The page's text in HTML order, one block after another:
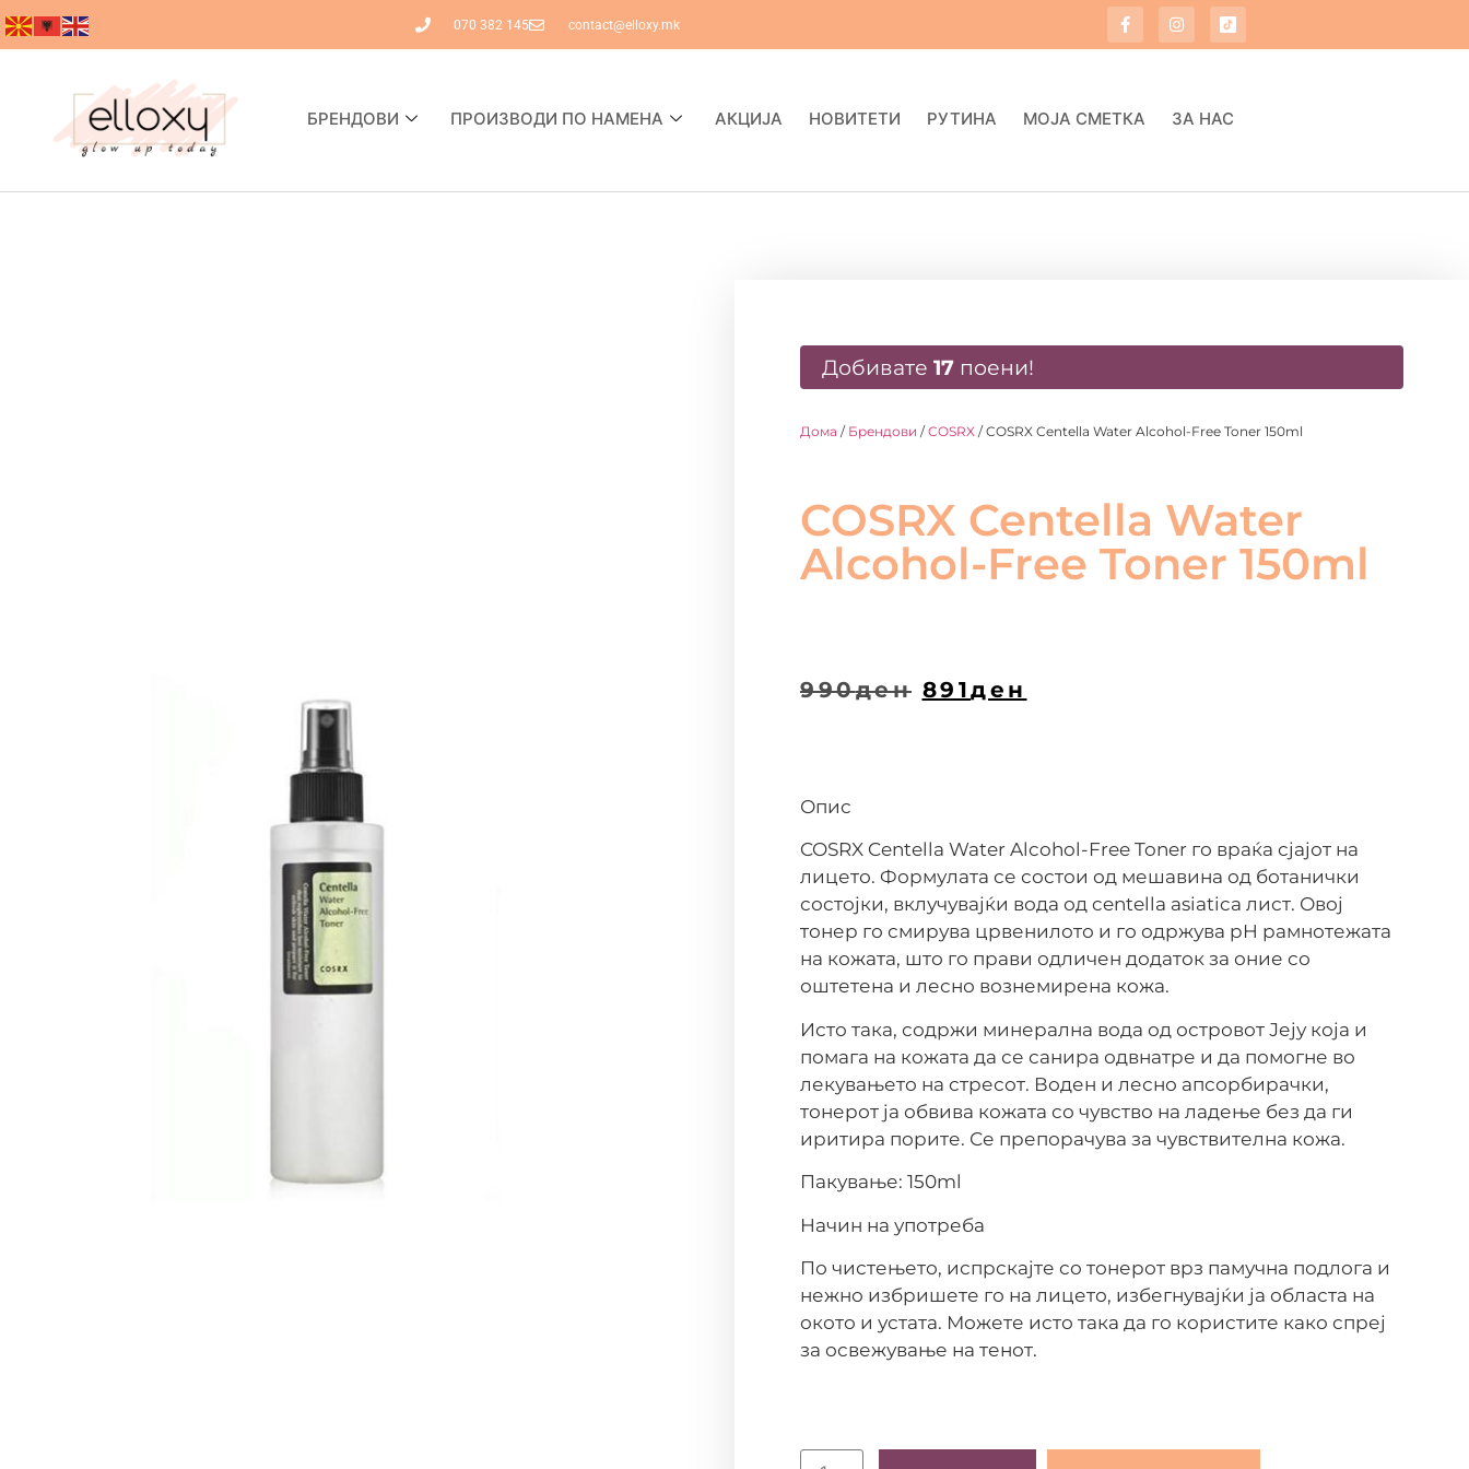
070 382 145 contact@elloxy.mk
БРЕНДОВИ ПРОИЗВОДИ ПО НАМЕНА АКЦИЈА НОВИТЕТИ РУТИНА МОЈА СМЕТКА ЗА НАС
Добивате 17 поени!
Дома / Брендови /COSRX / COSRX Centella Water Alcohol-Free Toner 150ml
COSRX Centella Water
Alcohol-Free Toner 150ml
990ден 891ден
Опис
COSRX Centella Water Alcohol-Free Toner го враќа сјајот на
лицето. Формулата се состои од мешавина од ботанички
состојки, вклучувајќи вода од centella asiatica лист. Овој
тонер го смирува црвенилото и го одржува pH рамнотежата
на кожата, што го прави одличен додаток за оние со
оштетена и лесно вознемирена кожа.
Исто така, содржи минерална вода од островот Јеју која и
помага на кожата да се санира одвнатре и да помогне во
лекувањето на стресот. Воден и лесно апсорбирачки,
тонерот ја обвива кожата со чувство на ладење без да ги
иритира порите. Се препорачува за чувствителна кожа.
Пакување: 150ml
Начин на употреба
По чистењето, испрскајте со тонерот врз памучна подлога и
нежно избришете го на лицето, избегнувајќи ја областа на
окото и устата. Можете исто така да го користите како спреј
за освежување на тенот.